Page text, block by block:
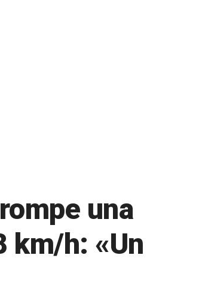
una
km/h: «Un